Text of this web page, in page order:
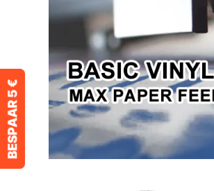
Snijnauwkeurigheid
Brutogewicht